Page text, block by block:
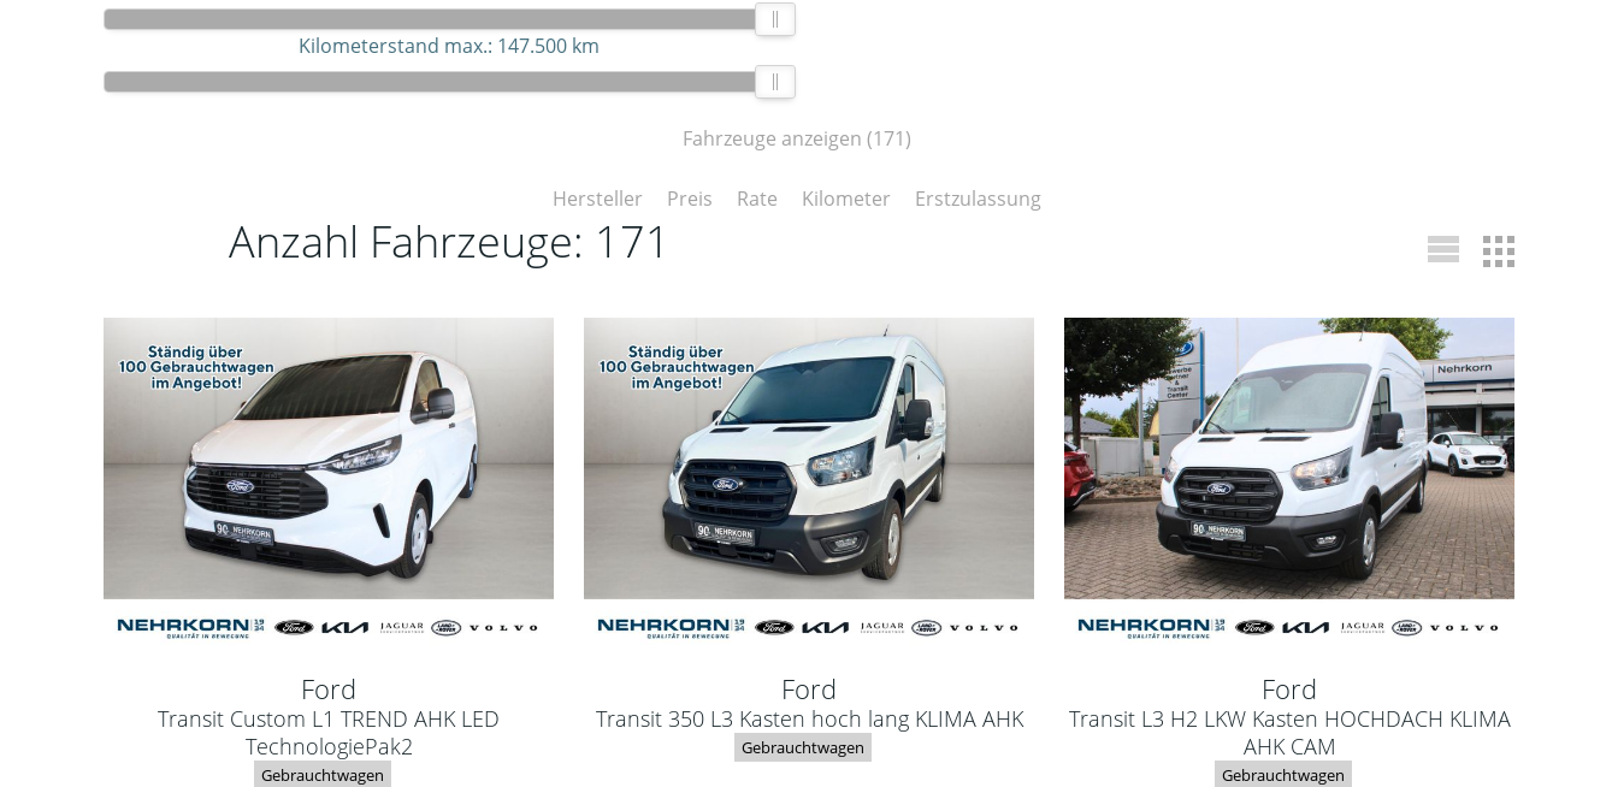
Kilometerstand max.: 147.500 km
Fahrzeuge anzeigen (171)
Hersteller Preis Rate Kilometer Erstzulassung
Anzahl Fahrzeuge: 171
Ford
Transit Custom L1 TREND AHK LED
TechnologiePak2
Gebrauchtwagen
Ford
Transit 350 L3 Kasten hoch lang KLIMA AHK
Gebrauchtwagen
Ford
Transit L3 H2 LKW Kasten HOCHDACH KLIMA
AHK CAM
Gebrauchtwagen